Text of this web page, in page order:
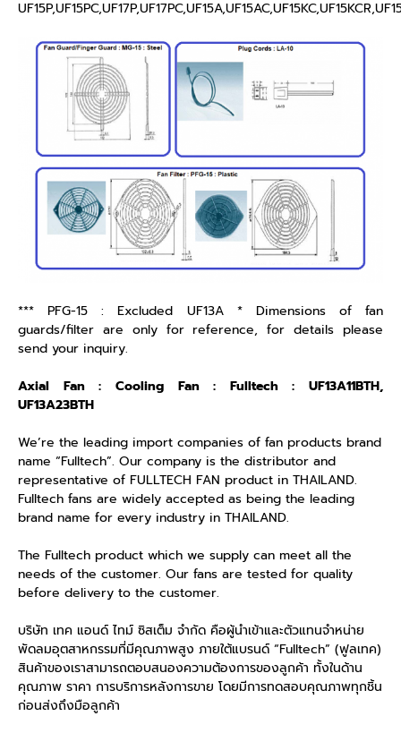
*** PFG-15 : Excluded UF13A * Dimensions of fan
guards/filter are only for reference, for details please
send your inquiry.
Axial Fan : Cooling Fan : Fulltech : UF13A11BTH,
UF13A23BTH
We’re the leading import companies of fan products brand
name “Fulltech”. Our company is the distributor and
representative of FULLTECH FAN product in THAILAND.
Fulltech fans are widely accepted as being the leading
brand name for every industry in THAILAND.
The Fulltech product which we supply can meet all the
needs of the customer. Our fans are tested for quality
before delivery to the customer.
บริษัท เทค แอนด์ ไทม์ ซิสเต็ม จำกัด คือผู้นำเข้าและตัวแทนจำหน่าย
พัดลมอุตสาหกรรมที่มีคุณภาพสูง ภายใต้แบรนด์ “Fulltech” (ฟูลเทค)
สินค้าของเราสามารถตอบสนองความต้องการของลูกค้า ทั้งในด้าน
คุณภาพ ราคา การบริการหลังการขาย โดยมีการทดสอบคุณภาพทุกชิ้น
ก่อนส่งถึงมือลูกค้า